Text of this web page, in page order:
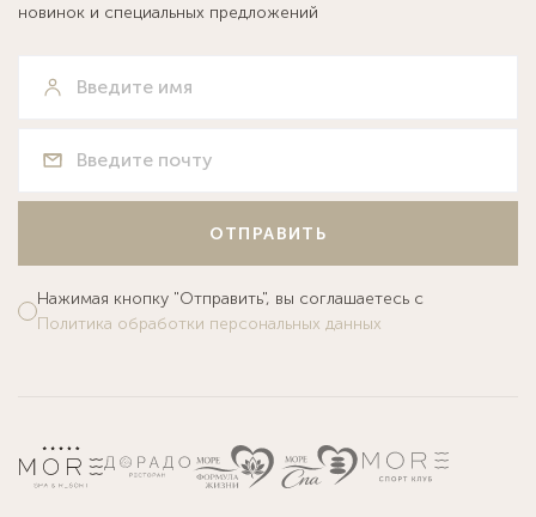
новинок и специальных предложений
ОТПРАВИТЬ
Нажимая кнопку "Отправить", вы соглашаетесь с
Политика обработки персональных данных